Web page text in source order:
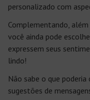
personalizado com
Complementando,
você ainda pode
expressem seus
lindo!
Não sabe o que
sugestões de